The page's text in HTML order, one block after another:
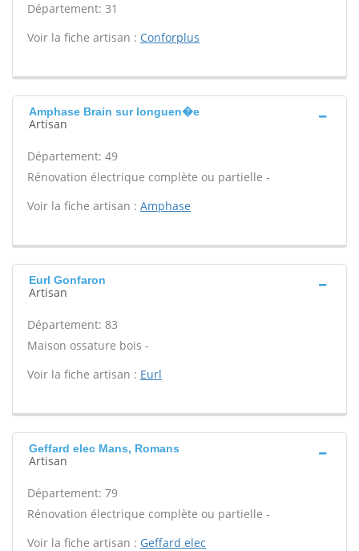
Département: 31
Voir la fiche artisan : Conforplus
Amphase Brain sur longuen�e
Artisan
Département: 49
Rénovation électrique complète ou partielle -
Voir la fiche artisan : Amphase
Eurl Gonfaron
Artisan
Département: 83
Maison ossature bois -
Voir la fiche artisan : Eurl
Geffard elec Mans, Romans
Artisan
Département: 79
Rénovation électrique complète ou partielle -
Voir la fiche artisan : Geffard elec